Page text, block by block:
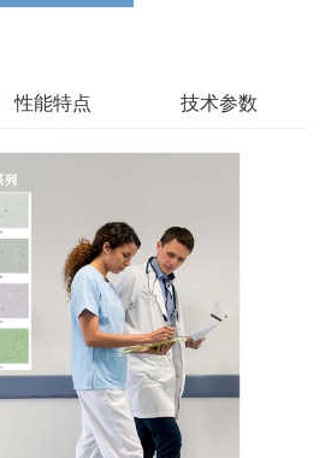
性能特点 技术参数